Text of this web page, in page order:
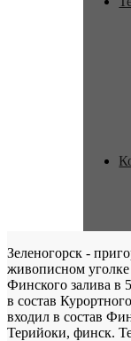
Зеленогорск -
живописном уголке
Финского залива в
в состав
входил в состав
Терийоки, финск.